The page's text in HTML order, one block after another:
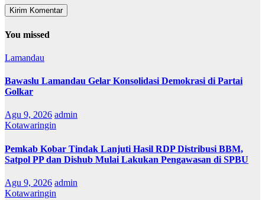
You missed
Lamandau
Bawaslu Lamandau Gelar Konsolidasi Demokrasi di Partai
Golkar
Agu 9, 2026 admin
Kotawaringin
Pemkab Kobar Tindak Lanjuti Hasil RDP Distribusi BBM,
Satpol PP dan Dishub Mulai Lakukan Pengawasan di SPBU
Agu 9, 2026 admin
Kotawaringin